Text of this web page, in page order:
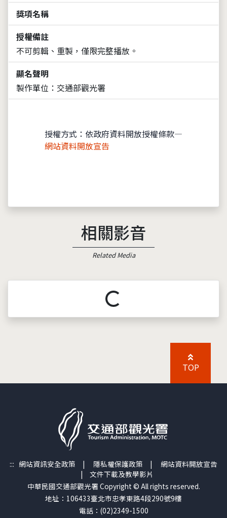
獎項名稱
授權備註
不可剪輯、重製，僅限完整播放。
顯名聲明
製作單位：交通部觀光署
授權方式：依政府資料開放授權條款—
網站資料開放宣告
相關影音
Related Media
載入中...
TOP
::: 網站資訊安全政策 | 隱私權保護政策 | 網站資料開放宣告
| 文件下載及教學影片
中華民國交通部觀光署 Copyright © All rights reserved.
地址：106433臺北市忠孝東路4段290號9樓
電話：(02)2349-1500